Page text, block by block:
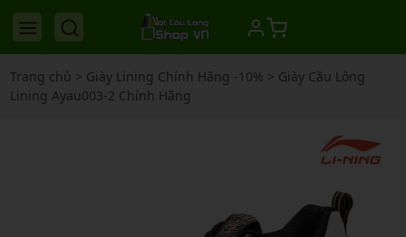
Trang chủ > Giày Lining Chính Hãng -10% > Giày Cầu Lông
Lining Ayau003-2 Chính Hãng